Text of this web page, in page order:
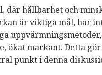
där hållbarhet och
är viktiga mål, har
ökat markant. Detta
punkt i denna